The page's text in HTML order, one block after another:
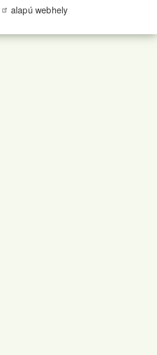
alapú webhely